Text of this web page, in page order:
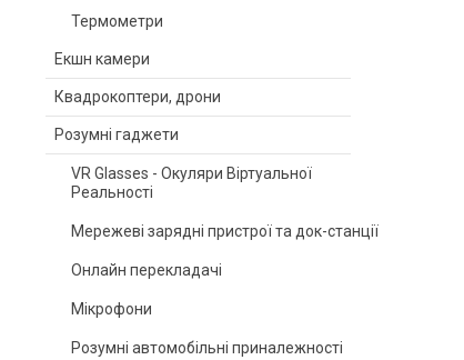
Термометри
Екшн камери
Квадрокоптери, дрони
Розумні гаджети
VR Glasses - Окуляри Віртуальної
Реальності
Мережеві зарядні пристрої та док-станції
Онлайн перекладачі
Мікрофони
Розумні автомобільні приналежності